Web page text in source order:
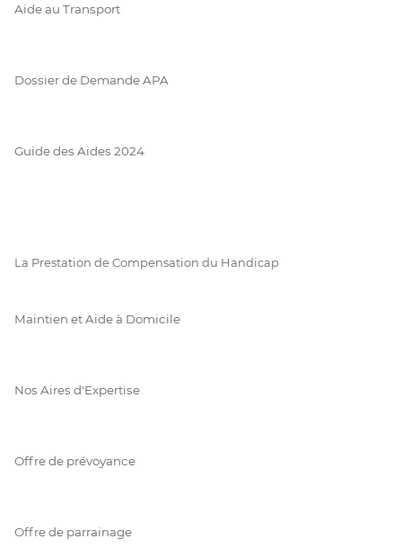
Aide au Transport
Dossier de Demande APA
Guide des Aides 2024
La Prestation de Compensation du Handicap
Maintien et Aide à Domicile
Nos Aires d'Expertise
Offre de prévoyance
Offre de parrainage